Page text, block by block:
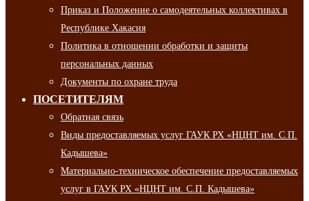
Приказ и Положение о самодеятельных коллективах в
Республике Хакасия
Политика в отношении обработки и защиты
персональных данных
Документы по охране труда
ПОСЕТИТЕЛЯМ
Обратная связь
Виды предоставляемых услуг ГАУК РХ «НЦНТ им. С.П.
Кадышева»
Материально-техническое обеспечение предоставляемых
услуг в ГАУК РХ «НЦНТ им. С.П. Кадышева»